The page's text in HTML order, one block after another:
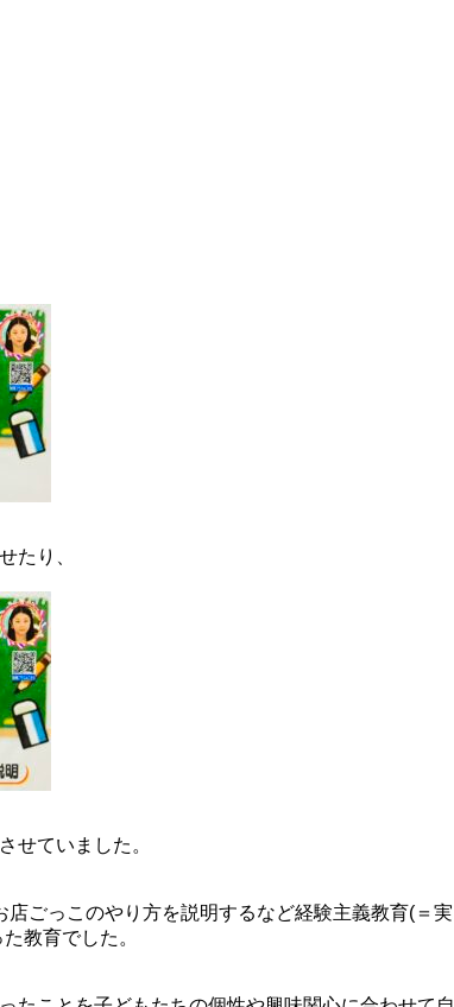
たり、
せていました。
ごっこのやり方を説明するなど経験主義教育(＝実
教育でした。